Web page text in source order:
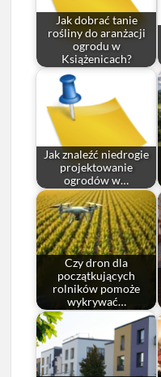
Jak dobrać tanie
rośliny do aranżacji
ogrodu w
Książenicach?
Jak znaleźć niedrogie
projektowanie
ogrodów w…
Czy dron dla
początkujących
rolników pomoże
wykrywać…